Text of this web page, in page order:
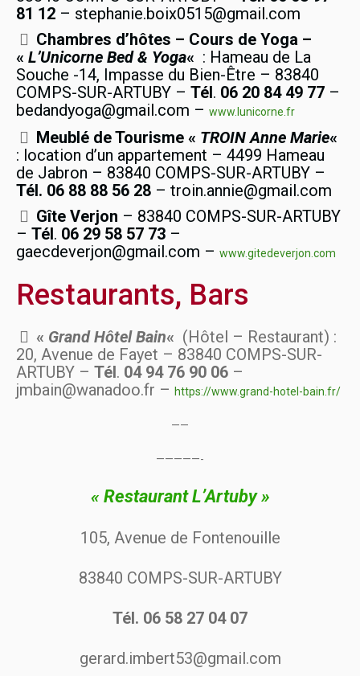
81 12 – stephanie.boix0515@gmail.com
Chambres d’hôtes – Cours de Yoga –
« L’Unicorne Bed & Yoga« : Hameau de La
Souche -14, Impasse du Bien-Être – 83840
COMPS-SUR-ARTUBY – Tél. 06 20 84 49 77 –
bedandyoga@gmail.com – www.lunicorne.fr
Meublé de Tourisme « TROIN Anne Marie«
: location d’un appartement – 4499 Hameau
de Jabron – 83840 COMPS-SUR-ARTUBY –
Tél. 06 88 88 56 28 – troin.annie@gmail.com
Gîte Verjon – 83840 COMPS-SUR-ARTUBY
– Tél. 06 29 58 57 73 –
gaecdeverjon@gmail.com – www.gitedeverjon.com
Restaurants, Bars
« Grand Hôtel Bain« (Hôtel – Restaurant) :
20, Avenue de Fayet – 83840 COMPS-SUR-
ARTUBY – Tél. 04 94 76 90 06 –
jmbain@wanadoo.fr – https://www.grand-hotel-bain.fr/
——
—————-
« Restaurant L’Artuby »
105, Avenue de Fontenouille
83840 COMPS-SUR-ARTUBY
Tél. 06 58 27 04 07
gerard.imbert53@gmail.com